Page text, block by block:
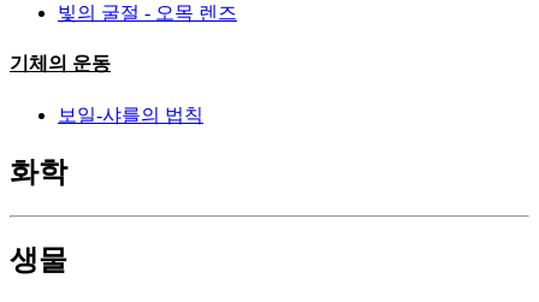
빛의 굴절 - 오목 렌즈
기체의 운동
보일-샤를의 법칙
화학
생물